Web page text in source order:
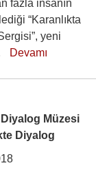
fazla insanın
“Karanlıkta
yeni
Devamı
Müzesi
Diyalog